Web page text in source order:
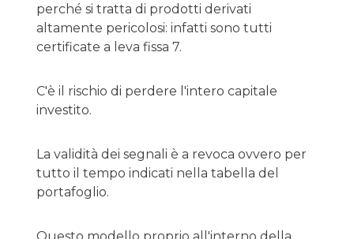
perché si tratta di prodotti derivati
altamente pericolosi: infatti sono tutti
certificate a leva fissa 7.
C'è il rischio di perdere l'intero capitale
investito.
La validità dei segnali è a revoca ovvero per
tutto il tempo indicati nella tabella del
portafoglio.